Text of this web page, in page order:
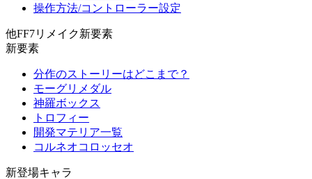
操作方法/コントローラー設定
他FF7リメイク新要素
新要素
分作のストーリーはどこまで？
モーグリメダル
神羅ボックス
トロフィー
開発マテリア一覧
コルネオコロッセオ
新登場キャラ